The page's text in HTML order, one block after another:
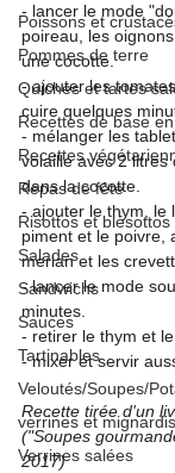
Poissons et
Pommes de terre
Quiches et tartes
Recettes de base
Recettes
Repas de fête
Risottos et blésottos
Salades
Sandwichs
Sauces
Tartinables
Veloutés/Soupes/
verrines et
Verrines salées
- lancer le mode
poireau, les
une cocotte.
- ajouter les
cuire quelques
- mélanger les
volaille avec 2 litres
dans la cocotte.
- ajouter le thym, le
piment et le poivre,
merlan et les
- lancer le mode
minutes.
- retirer le thym et
- mixer et servir
Recette tirée d'un
("Soupes
2017)